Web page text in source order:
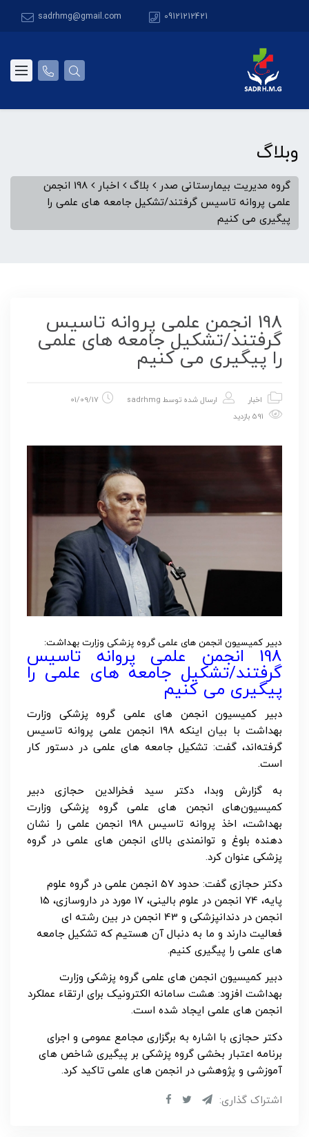
09121212421
sadrhmg@gmail.com
وبلاگ
گروه مدیریت بیمارستانی صدر بلاگ اخبار
198 انجمن
علمی پروانه تاسیس گرفتند/تشکیل جامعه های علمی را
پیگیری می کنیم
198 انجمن علمی پروانه تاسیس
گرفتند/تشکیل جامعه های علمی
را پیگیری می کنیم
اخبار ارسال شده توسط sadrhmg
01/09/17
دبیر کمیسیون انجمن های علمی گروه پزشکی وزارت بهداشت:
198 انجمن علمی پروانه تاسیس
گرفتند/تشکیل جامعه های علمی را
پیگیری می کنیم
دبیر کمیسیون انجمن های علمی گروه پزشکی وزارت
بهداشت با بیان اینکه ۱۹۸ انجمن علمی پروانه تاسیس
گرفته‌اند، گفت: تشکیل جامعه های علمی در دستور کار
است.
به گزارش وبدا، دکتر سید فخرالدین حجازی دبیر
کمیسیون‌های انجمن های علمی گروه پزشکی وزارت
بهداشت، اخذ پروانه تاسیس 198 انجمن علمی را نشان
دهنده بلوغ و توانمندی بالای انجمن های علمی در گروه
پزشکی عنوان کرد.
دکتر حجازی گفت: حدود 57 انجمن علمی در گروه علوم
پایه، 74 انجمن در علوم بالینی، 17 مورد در داروسازی، 15
انجمن در دندانپزشکی و 43 انجمن در بین رشته ای
فعالیت دارند و ما به دنبال آن هستیم که تشکیل جامعه
های علمی را پیگیری کنیم.
دبیر کمیسیون انجمن های علمی گروه پزشکی وزارت
بهداشت افزود: هشت سامانه الکترونیک برای ارتقاء عملکرد
انجمن های علمی ایجاد شده است.
دکتر حجازی با اشاره به برگزاری مجامع عمومی و اجرای
برنامه اعتبار بخشی گروه پزشکی بر پیگیری شاخص های
آموزشی و پژوهشی در انجمن های علمی تاکید کرد.
اشتراک گذاری: